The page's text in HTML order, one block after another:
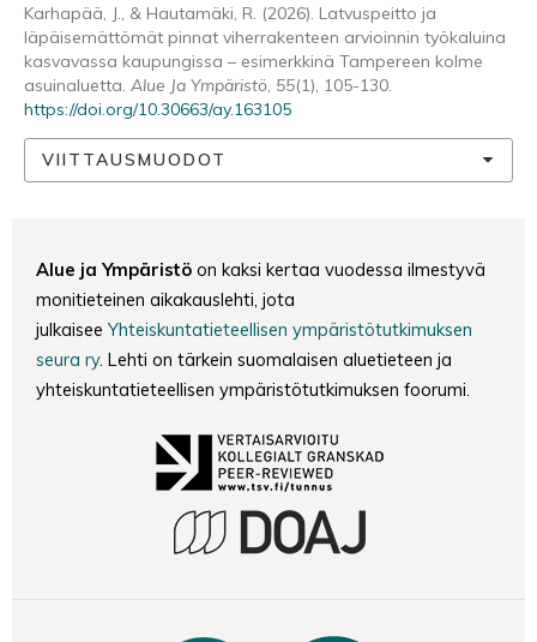
Karhapää, J., & Hautamäki, R. (2026). Latvuspeitto ja
läpäisemättömät pinnat viherrakenteen arvioinnin työkaluina
kasvavassa kaupungissa – esimerkkinä Tampereen kolme
asuinaluetta. Alue Ja Ympäristö, 55(1), 105-130.
https://doi.org/10.30663/ay.163105
VIITTAUSMUODOT
Alue ja Ympäristö on kaksi kertaa vuodessa ilmestyvä
monitieteinen aikakauslehti, jota
julkaisee Yhteiskuntatieteellisen ympäristötutkimuksen
seura ry. Lehti on tärkein suomalaisen aluetieteen ja
yhteiskuntatieteellisen ympäristötutkimuksen foorumi.